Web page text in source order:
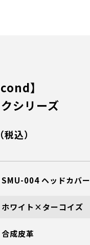
】
シリーズ
（税込）
SMU-004 ヘッドカバー
ホワイト×ターコイズ
合成皮革